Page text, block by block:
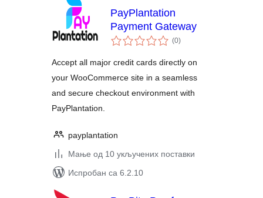
PayPlantation
Payment Gateway
(0укупних
оцена
)
Accept all major credit cards directly on
your WooCommerce site in a seamless
and secure checkout environment with
PayPlantation.
payplantation
Мање од 10 укључених поставки
Испробан са 6.2.10